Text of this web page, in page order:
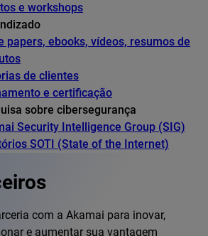
e workshops
papers, ebooks, vídeos, resumos de
de clientes
e certificação
sobre cibersegurança
Security Intelligence Group (SIG)
SOTI (State of the Internet)
com a Akamai para inovar,
e aumentar sua vantagem